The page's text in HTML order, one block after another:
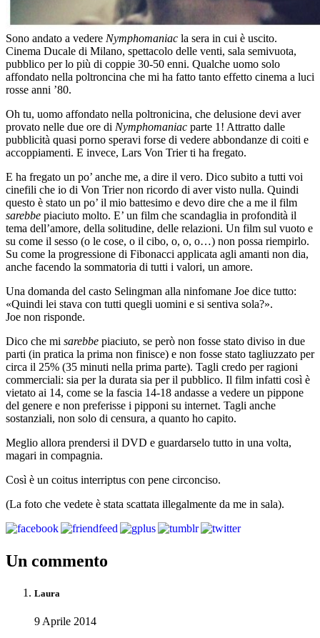
Sono andato a vedere Nymphomaniac la sera in cui è uscito.
Cinema Ducale di Milano, spettacolo delle venti, sala semivuota,
pubblico per lo più di coppie 30-50 enni. Qualche uomo solo
affondato nella poltroncina che mi ha fatto tanto effetto cinema a luci
rosse anni ’80.
Oh tu, uomo affondato nella poltronicina, che delusione devi aver
provato nelle due ore di Nymphomaniac parte 1! Attratto dalle
pubblicità quasi porno speravi forse di vedere abbondanze di coiti e
accoppiamenti. E invece, Lars Von Trier ti ha fregato.
E ha fregato un po’ anche me, a dire il vero. Dico subito a tutti voi
cinefili che io di Von Trier non ricordo di aver visto nulla. Quindi
questo è stato un po’ il mio battesimo e devo dire che a me il film
sarebbe piaciuto molto. E’ un film che scandaglia in profondità il
tema dell’amore, della solitudine, delle relazioni. Un film sul vuoto e
su come il sesso (o le cose, o il cibo, o, o, o…) non possa riempirlo.
Su come la progressione di Fibonacci applicata agli amanti non dia,
anche facendo la sommatoria di tutti i valori, un amore.
Una domanda del casto Selingman alla ninfomane Joe dice tutto:
«Quindi lei stava con tutti quegli uomini e si sentiva sola?».
Joe non risponde.
Dico che mi sarebbe piaciuto, se però non fosse stato diviso in due
parti (in pratica la prima non finisce) e non fosse stato tagliuzzato per
circa il 25% (35 minuti nella prima parte). Tagli credo per ragioni
commerciali: sia per la durata sia per il pubblico. Il film infatti così è
vietato ai 14, come se la fascia 14-18 andasse a vedere un pippone
del genere e non preferisse i pipponi su internet. Tagli anche
sostanziali, non solo di censura, a quanto ho capito.
Meglio allora prendersi il DVD e guardarselo tutto in una volta,
magari in compagnia.
Così è un coitus interriptus con pene circonciso.
(La foto che vedete è stata scattata illegalmente da me in sala).
Un commento
Laura
9 Aprile 2014